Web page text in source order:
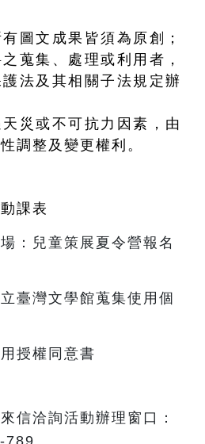
圖文成果皆須為原創；
蒐集、處理或利用者，
法及其相關子法規定辦
災或不可抗力因素，由
調整及變更權利。
課表
：兒童策展夏令營報名
臺灣文學館蒐集使用個
授權同意書
信洽詢活動辦理窗口：
789